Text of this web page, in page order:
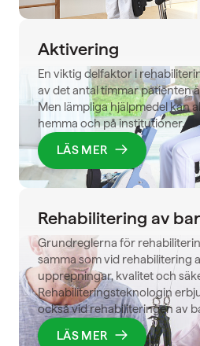
Aktivering
En viktig delfaktor i
av det antal timmar patienten
Men lämpliga hjälpmedel kan
hemma och på institutioner.
LÄS MER
Rehabilitering av
Grundreglerna för
samma som vid rehabilitering
upprepningar, kvalitet och
Rehabiliteringsteknologin
också vid rehabiliteringen av
LÄS MER